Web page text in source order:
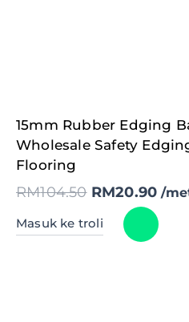
15mm Rubber Edging
Wholesale Safety
Flooring
RM104.50
Original
price
was:
RM104.50.
RM20.90
is:
/
Masuk ke troli